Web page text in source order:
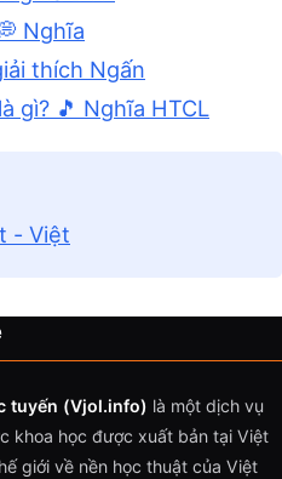
Nghĩa
thích Ngấn
gì? 🎵 Nghĩa HTCL
- Việt
tuyến (Vjol.info) là một dịch vụ
khoa học được xuất bản tại Việt
giới về nền học thuật của Việt